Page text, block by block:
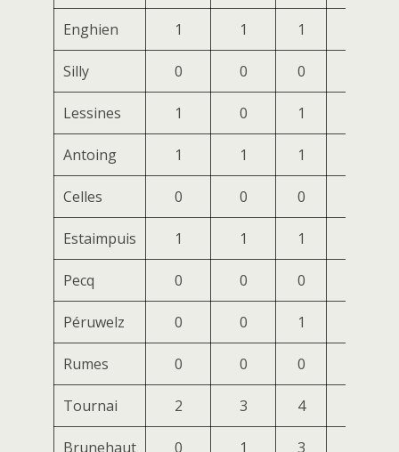
Enghien 1 1 1
Silly 0 0 0
Lessines 1 0 1
Antoing 1 1 1
Celles 0 0 0
Estaimpuis 1 1 1
Pecq 0 0 0
Péruwelz 0 0 1
Rumes 0 0 0
Tournai 2 3 4
Brunehaut 0 1 3